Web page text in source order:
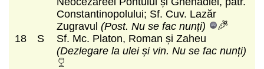
Constantinopolului; Sf. Cuv. Lazăr
Zugravul (Post. Nu se fac nunți)
18
S
Sf. Mc. Platon, Roman și Zaheu
(Dezlegare la ulei și vin. Nu se fac nunți)